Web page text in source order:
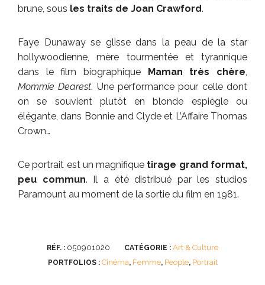
brune, sous les traits de Joan Crawford.
Faye Dunaway se glisse dans la peau de la star
hollywoodienne, mère tourmentée et tyrannique
dans le film biographique Maman très chère
Mommie Dearest. Une performance pour celle dont
on se souvient plutôt en blonde espiègle ou
élégante, dans Bonnie and Clyde et L’Affaire Thomas
Crown…
Ce portrait est un magnifique tirage grand format,
peu commun. Il a été distribué par les studios
Paramount au moment de la sortie du film en 1981.
RÉF. : 050901020 CATÉGORIE : Art & Culture
PORTFOLIOS : Cinéma, Femme, People, Portrait